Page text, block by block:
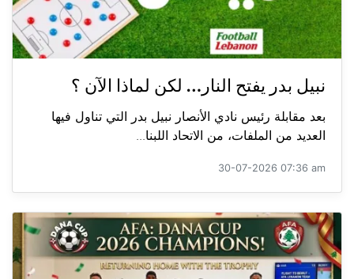
نبيل بدر يفتح النار… لكن لماذا الآن ؟
بعد مقابلة رئيس نادي الأنصار نبيل بدر التي تناول فيها
العديد من الملفات، من الاتحاد اللبنا...
30-07-2026 07:36 am